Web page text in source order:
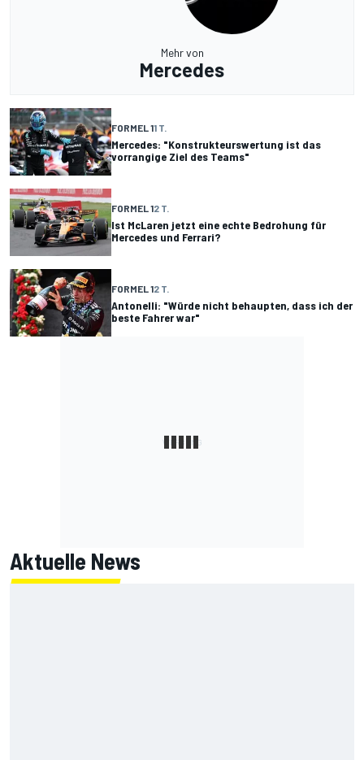
Mehr von
Mercedes
FORMEL 11 T.
Mercedes: "Konstrukteurswertung ist das
vorrangige Ziel des Teams"
FORMEL 12 T.
Ist McLaren jetzt eine echte Bedrohung für
Mercedes und Ferrari?
FORMEL 12 T.
Antonelli: "Würde nicht behaupten, dass ich der
beste Fahrer war"
Aktuelle News